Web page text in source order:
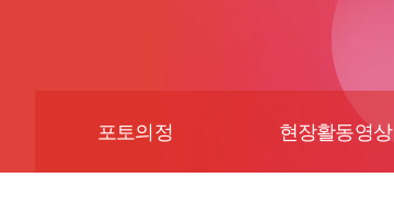
포토의정 현장활동영상